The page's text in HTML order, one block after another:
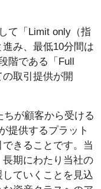
て「Limit only（指
み、最低10分間は
階である「Full
取引提供が開
が顧客から受ける
提供するプラット
きることです。当
期にわたり当社の
ていくことを見込